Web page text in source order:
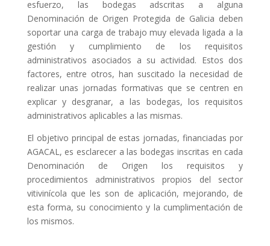
esfuerzo, las bodegas adscritas a alguna
Denominación de Origen Protegida de Galicia deben
soportar una carga de trabajo muy elevada ligada a la
gestión y cumplimiento de los requisitos
administrativos asociados a su actividad. Estos dos
factores, entre otros, han suscitado la necesidad de
realizar unas jornadas formativas que se centren en
explicar y desgranar, a las bodegas, los requisitos
administrativos aplicables a las mismas.
El objetivo principal de estas jornadas, financiadas por
AGACAL, es esclarecer a las bodegas inscritas en cada
Denominación de Origen los requisitos y
procedimientos administrativos propios del sector
vitivinícola que les son de aplicación, mejorando, de
esta forma, su conocimiento y la cumplimentación de
los mismos.